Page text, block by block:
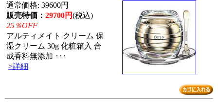
通常価格: 39600円
販売特価： 29700円(税込)
25％OFF
アルティメイト クリーム 保
湿クリーム 30g 化粧箱入 合
成香料無添加 ･･･
>詳細